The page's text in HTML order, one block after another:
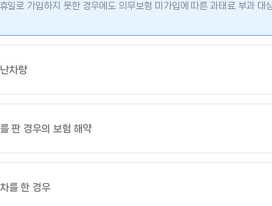
일로 가입하지 못한 경우에도 의무보험 미가입에 따른 과태료 부과 대
차량
판 경우의 보험 해약
를 한 경우